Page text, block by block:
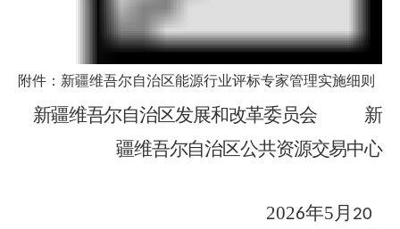
附件：新疆维吾尔自治区能源行业评标专家管理实施细则
新疆维吾尔自治区发展和改革委员会
新
疆维吾尔自治区公共资源交易中心
2026年5月 20